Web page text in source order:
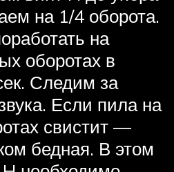
на 1/4 оборота.
на
оборотах в
Следим за
Если пила на
свистит —
бедная. В этом